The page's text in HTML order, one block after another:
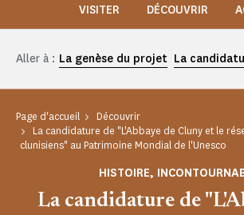
VISITER DÉCOUVRIR
Page d'accueil
Découvrir
La candidature de "L'Abbaye de Cluny et le
clunisiens" au Patrimoine Mondial de l'Unesco
HISTOIRE,
La candidature de
Aller à : La genèse du projet La